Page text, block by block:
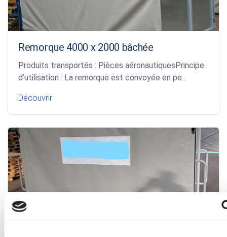
Remorque 4000 x 2000 bâchée
Produits transportés : Pièces aéronautiquesPrincipe
d’utilisation : La remorque est convoyée en pe...
Découvrir